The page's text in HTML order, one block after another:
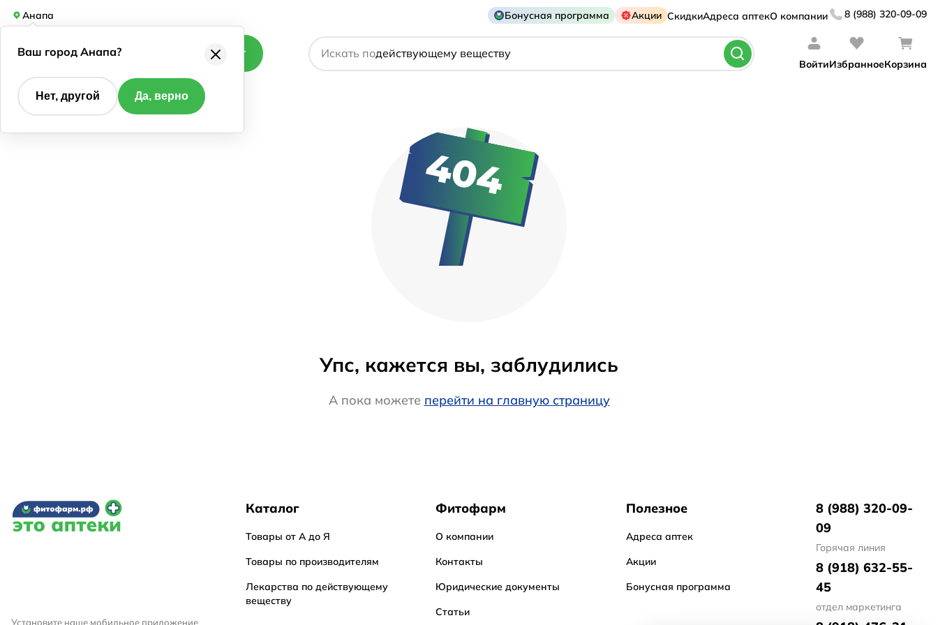
Анапа Бонусная программа Акции СкидкиАдреса аптекО компании 8 (988) 320-09-09
Каталог Искать по
названию препарата
действующему веществу
производителю
ВойтиИзбранноеКорзина
Упс, кажется вы, заблудились
А пока можете перейти на главную страницу
Установите наше мобильное приложение
Каталог
Товары от А до Я
Товары по производителям
Лекарства по действующему
веществу
Фитофарм
О компании
Контакты
Юридические документы
Статьи
Полезное
Адреса аптек
Акции
Бонусная программа
8 (988) 320-09-
09
Горячая линия
8 (918) 632-55-
45
отдел маркетинга
Ваш город Анапа?
Нет, другой Да, верно